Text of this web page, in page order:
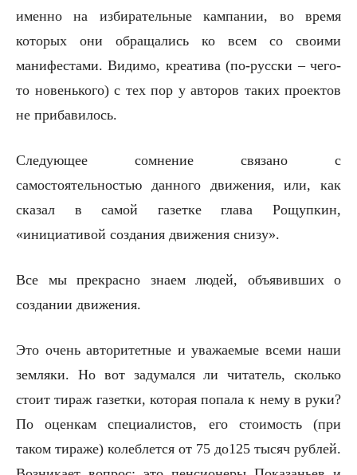
именно на избирательные кампании, во время
которых они обращались ко всем со своими
манифестами. Видимо, креатива (по-русски – чего-
то новенького) с тех пор у авторов таких проектов
не прибавилось.
Следующее сомнение связано с
самостоятельностью данного движения, или, как
сказал в самой газетке глава Рощупкин,
«инициативой создания движения снизу».
Все мы прекрасно знаем людей, объявивших о
создании движения.
Это очень авторитетные и уважаемые всеми наши
земляки. Но вот задумался ли читатель, сколько
стоит тираж газетки, которая попала к нему в руки?
По оценкам специалистов, его стоимость (при
таком тираже) колеблется от 75 до125 тысяч рублей.